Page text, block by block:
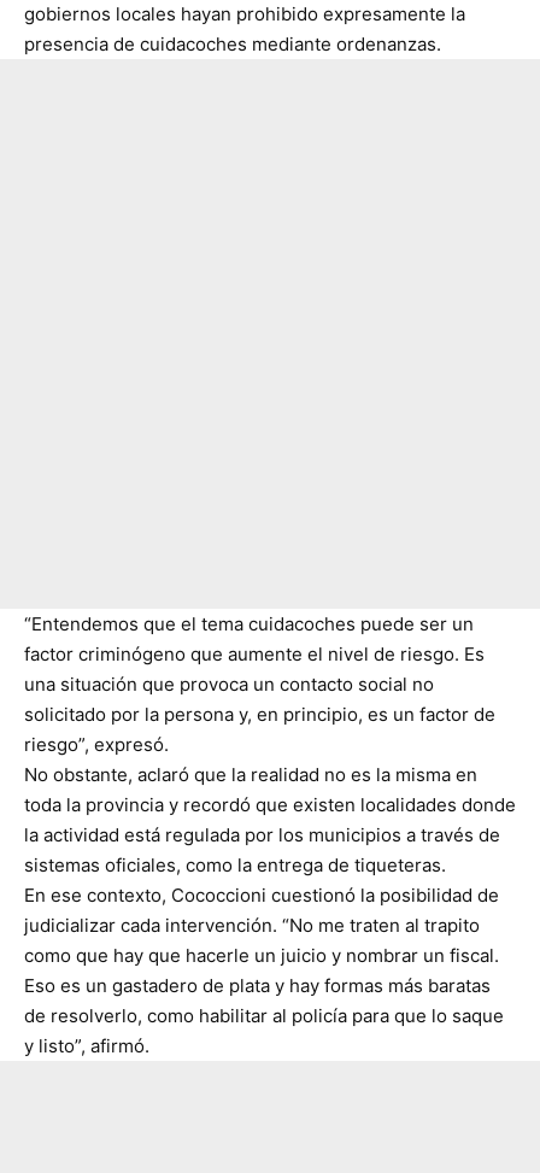
gobiernos locales hayan prohibido expresamente la
presencia de cuidacoches mediante ordenanzas.
“Entendemos que el tema cuidacoches puede ser un
factor criminógeno que aumente el nivel de riesgo. Es
una situación que provoca un contacto social no
solicitado por la persona y, en principio, es un factor de
riesgo”, expresó.
No obstante, aclaró que la realidad no es la misma en
toda la provincia y recordó que existen localidades donde
la actividad está regulada por los municipios a través de
sistemas oficiales, como la entrega de tiqueteras.
En ese contexto, Cococcioni cuestionó la posibilidad de
judicializar cada intervención. “No me traten al trapito
como que hay que hacerle un juicio y nombrar un fiscal.
Eso es un gastadero de plata y hay formas más baratas
de resolverlo, como habilitar al policía para que lo saque
y listo”, afirmó.